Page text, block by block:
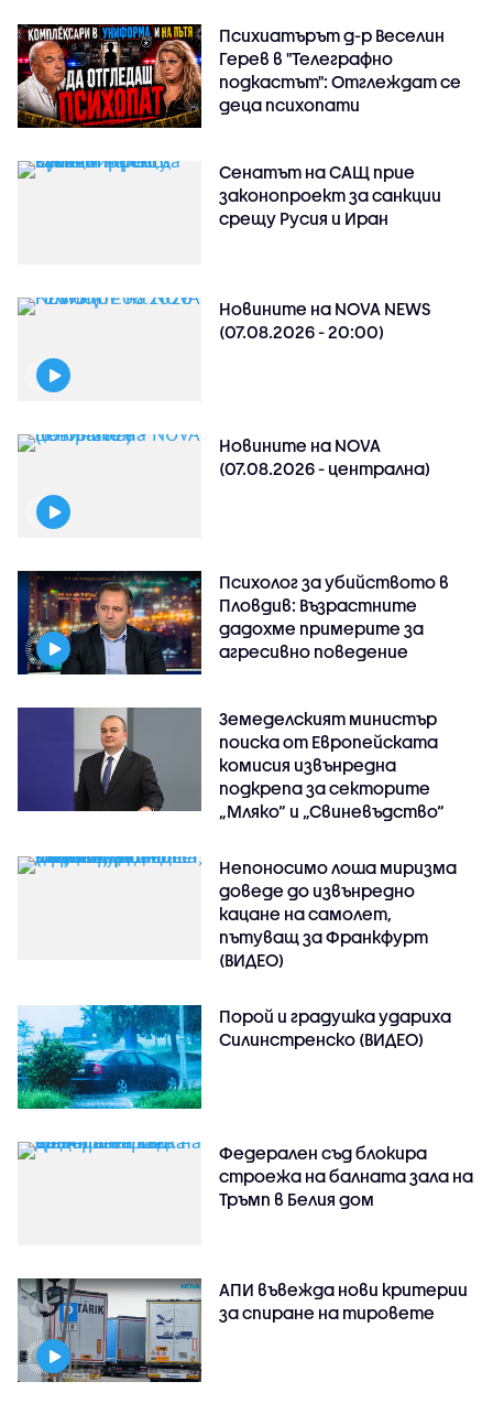
Психиатърът д-р Веселин
Герев в "Телеграфно
подкастът": Отглеждат се
деца психопати
Сенатът на САЩ прие
законопроект за санкции
срещу Русия и Иран
Новините на NOVA NEWS
(07.08.2026 - 20:00)
Новините на NOVA
(07.08.2026 - централна)
Психолог за убийството в
Пловдив: Възрастните
дадохме примерите за
агресивно поведение
Земеделският министър
поиска от Европейската
комисия извънредна
подкрепа за секторите
„Мляко“ и „Свиневъдство“
Непоносимо лоша миризма
доведе до извънредно
кацане на самолет,
пътуващ за Франкфурт
(ВИДЕО)
Порой и градушка удариха
Силинстренско (ВИДЕО)
Федерален съд блокира
строежа на балната зала на
Тръмп в Белия дом
АПИ въвежда нови критерии
за спиране на тировете